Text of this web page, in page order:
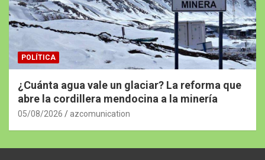
POLÍTICA
¿Cuánta agua vale un glaciar? La reforma que
abre la cordillera mendocina a la minería
05/08/2026 azcomunication